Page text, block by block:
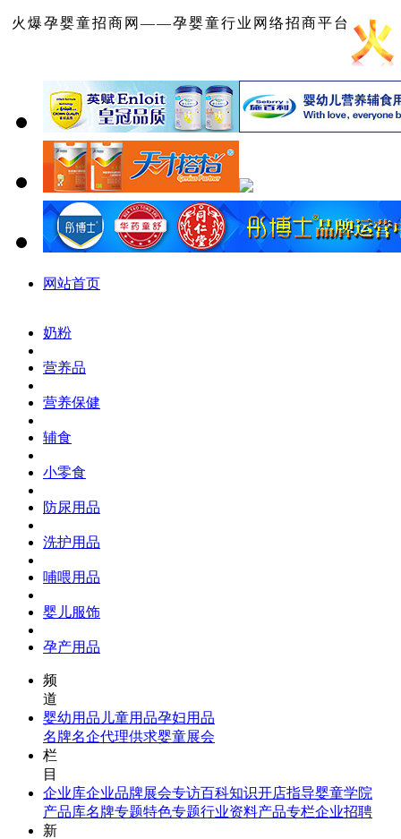
火爆孕婴童招商网——孕婴童行业网络招商平台
网站首页
奶粉
营养品
营养保健
辅食
小零食
防尿用品
洗护用品
哺喂用品
婴儿服饰
孕产用品
频
道
婴幼用品 儿童用品孕妇用品
名牌名企代理供求婴童展会
栏
目
企业库企业品牌展会专访百科知识开店指导婴童学院
产品库名牌专题特色专题行业资料产品专栏企业招聘
新